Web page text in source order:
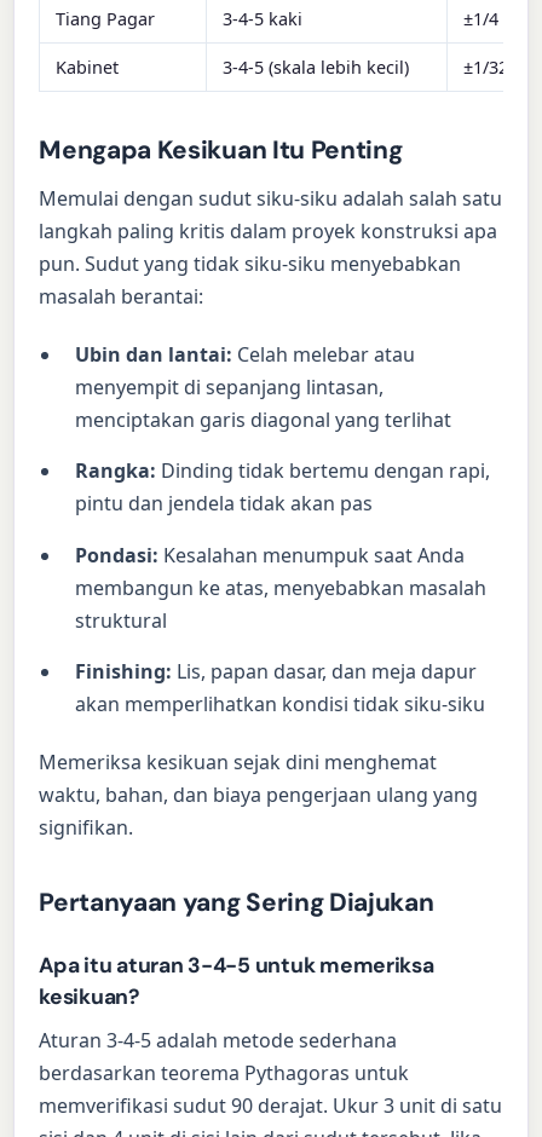
Tiang Pagar 3-4-5 kaki ±1/4 inci
Kabinet 3-4-5 (skala lebih kecil) ±1/32
Mengapa Kesikuan Itu Penting
Memulai dengan sudut siku-siku adalah salah satu
langkah paling kritis dalam proyek konstruksi apa
pun. Sudut yang tidak siku-siku menyebabkan
masalah berantai:
Ubin dan lantai: Celah melebar atau
menyempit di sepanjang lintasan,
menciptakan garis diagonal yang terlihat
Rangka: Dinding tidak bertemu dengan rapi,
pintu dan jendela tidak akan pas
Pondasi: Kesalahan menumpuk saat Anda
membangun ke atas, menyebabkan masalah
struktural
Finishing: Lis, papan dasar, dan meja dapur
akan memperlihatkan kondisi tidak siku-siku
Memeriksa kesikuan sejak dini menghemat
waktu, bahan, dan biaya pengerjaan ulang yang
signifikan.
Pertanyaan yang Sering Diajukan
Apa itu aturan 3-4-5 untuk memeriksa
kesikuan?
Aturan 3-4-5 adalah metode sederhana
berdasarkan teorema Pythagoras untuk
memverifikasi sudut 90 derajat. Ukur 3 unit di satu